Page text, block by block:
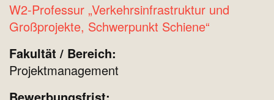
W2-Professur „Verkehrsinfrastruktur und
Großprojekte, Schwerpunkt Schiene“
Projektmanagement